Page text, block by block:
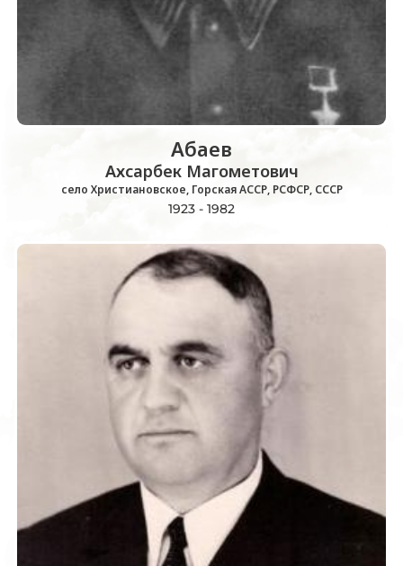
Абаев
Ахсарбек Магометович
село Христиановское, Горская АССР, РСФСР, СССР
1923 - 1982